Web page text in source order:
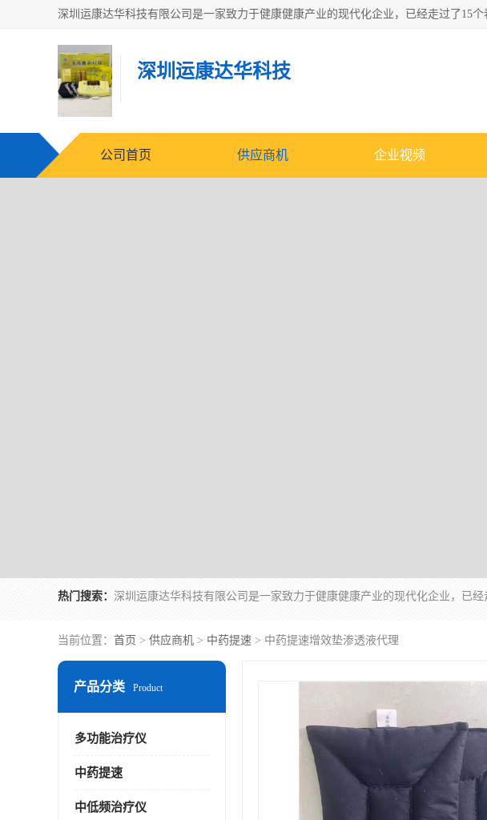
深圳运康达华科技
公司首页 供应商机 企业视频
热门搜索：
当前位置： 首页 > 供应商机 > 中药提速 > 中药提速增效垫渗透液代理
产品分类 Product
多功能治疗仪
中药提速
中低频治疗仪